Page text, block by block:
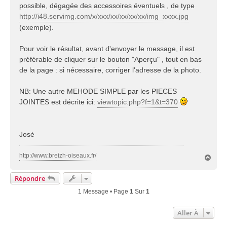
possible, dégagée des accessoires éventuels , de type
http://i48.servimg.com/x/xxx/xx/xx/xx/xx/img_xxxx.jpg
(exemple).
Pour voir le résultat, avant d'envoyer le message, il est
préférable de cliquer sur le bouton "Aperçu" , tout en bas
de la page : si nécessaire, corriger l'adresse de la photo.
NB: Une autre MEHODE SIMPLE par les PIECES
JOINTES est décrite ici: viewtopic.php?f=1&t=370
José
http://www.breizh-oiseaux.fr/
Répondre
1 Message • Page 1Sur 1
Aller À